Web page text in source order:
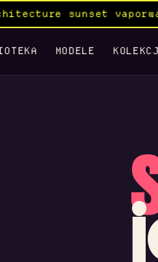
sunset
MODELE